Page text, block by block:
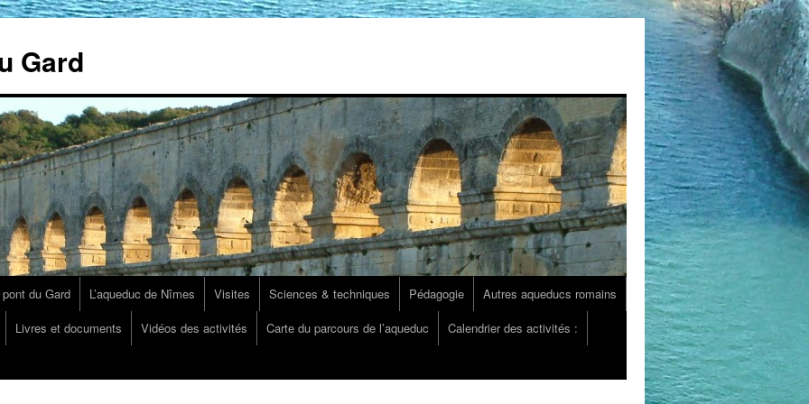
Gard
pont du Gard L’aqueduc de Nîmes Visites Sciences & techniques Pédagogie
Autres aqueducs romains
Livres et documents Vidéos des activités Carte du parcours de l’aqueduc
Calendrier des activités :